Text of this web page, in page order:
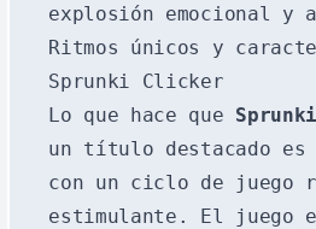
explosión emocional y
Ritmos únicos y
Sprunki Clicker
Lo que hace que
un título destacado es
con un ciclo de juego
estimulante. El juego